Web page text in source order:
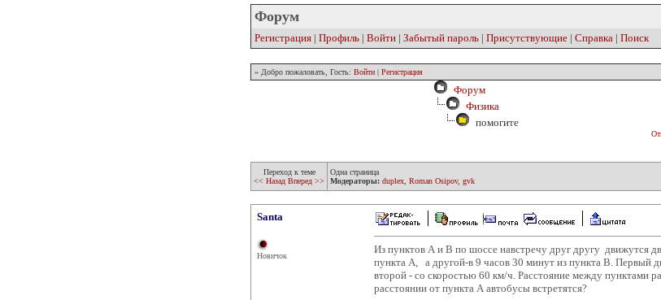
Форум
Регистрация | Профиль | Войти | Забытый пароль | Присутствующие | Справка | Поиск
» Добро пожаловать, Гость: Войти | Регистрация
Форум
Физика
помогите
Переход к теме
<< Назад Вперед >>
Одна страница
Модераторы: duplex Roman Osipov, gvk
Santa
Новичок
Из пунктов А и В по шоссе навстречу друг другу движутся
пункта А, а другой-в 9 часов 30 минут из пункта В. Первый
второй - со скоростью 60 км/ч. Расстояние между пунктами
расстоянии от пункта А автобусы встретятся?